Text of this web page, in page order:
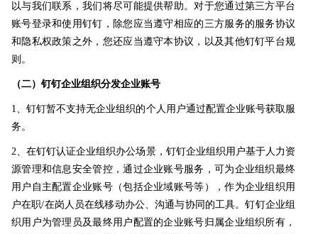
以与我们联系，我们将尽可能提供帮助。对于您通过第三方平台
账号登录和使用钉钉，除您应当遵守相应的三方服务的服务协议
和隐私权政策之外，您还应当遵守本协议，以及其他钉钉平台规
则 。
（二）钉钉企业组织分发企业账号
1、钉钉暂不支持无企业组织的个人用户通过配置企业账号获取服
务。
2、在钉钉认证企业组织办公场景，钉钉企业组织用户基于人力资
源管理和信息安全管控，通过企业账号服务，可为企业组织最终
用户自主配置企业账号（包括企业域账号等），作为企业组织用
户在职/在岗人员在线移动办公、沟通与协同的工具。钉钉企业组
织用户为管理员及最终用户配置的企业账号归属企业组织所有，